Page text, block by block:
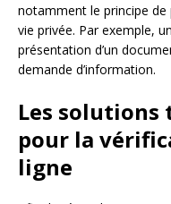
notamment le principe
vie privée. Par exemple,
présentation d’un
demande d’information.
Les solutions
pour la
ligne